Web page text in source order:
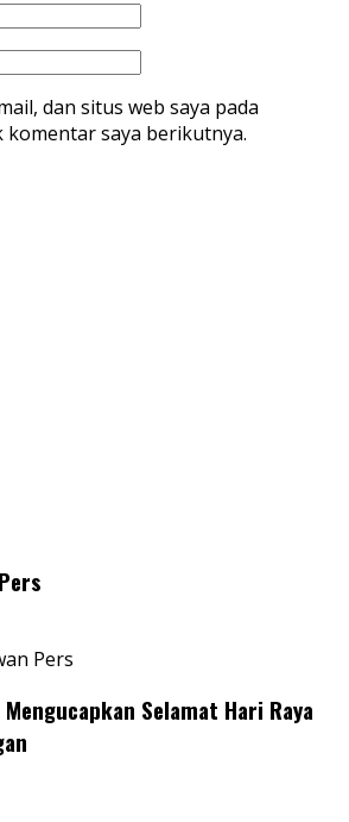
dan situs web saya pada
saya berikutnya.
Pers
Selamat Hari Raya